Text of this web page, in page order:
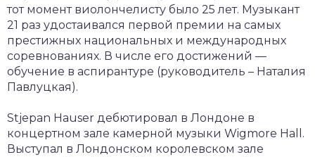
тот момент виолончелисту было 25 лет. Музыкант
21 раз удостаивался первой премии на самых
престижных национальных и международных
соревнованиях. В числе его достижений —
обучение в аспирантуре (руководитель – Наталия
Павлуцкая).
Stjepan Hauser дебютировал в Лондоне в
концертном зале камерной музыки Wigmore Hall.
Выступал в Лондонском королевском зале